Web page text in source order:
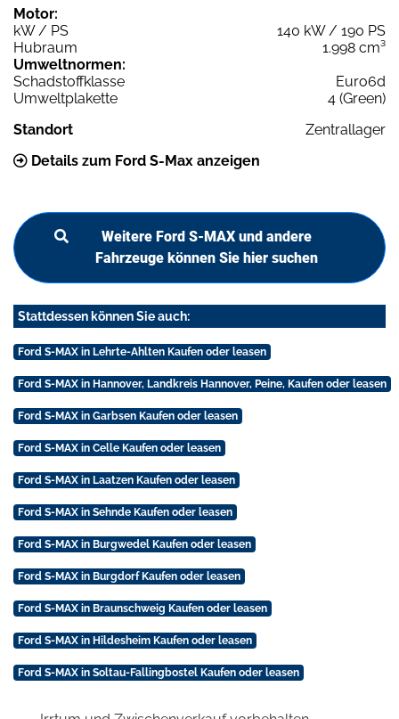
Motor:
kW / PS
140 kW / 190 PS
Hubraum
1.998 cm³
Umweltnormen:
Schadstoffklasse
Euro6d
Umweltplakette
4 (Green)
Standort
Zentrallager
Details zum Ford S-Max anzeigen
Weitere Ford S-MAX und andere
Fahrzeuge können Sie hier suchen
Stattdessen können Sie auch:
Ford S-MAX in Lehrte-Ahlten Kaufen oder leasen
Ford S-MAX in Hannover, Landkreis Hannover, Peine, Kaufen oder leasen
Ford S-MAX in Garbsen Kaufen oder leasen
Ford S-MAX in Celle Kaufen oder leasen
Ford S-MAX in Laatzen Kaufen oder leasen
Ford S-MAX in Sehnde Kaufen oder leasen
Ford S-MAX in Burgwedel Kaufen oder leasen
Ford S-MAX in Burgdorf Kaufen oder leasen
Ford S-MAX in Braunschweig Kaufen oder leasen
Ford S-MAX in Hildesheim Kaufen oder leasen
Ford S-MAX in Soltau-Fallingbostel Kaufen oder leasen